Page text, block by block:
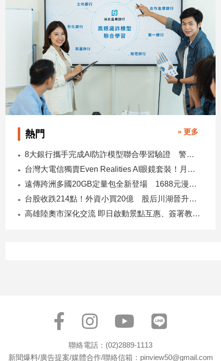
遊/
消
費
健
康/
感
情
藝
文
熱門 » 更多
8大銀行攜手完成AI防詐模型聯合學習驗證 警示帳戶準確度提升2倍
台灣大電信獨賣Even Realities AI眼鏡套裝！月付1399元 專案價3990
遠傳跨洲多國20GB定量包全新登場 1688元漫遊逾百國家！
台股收跌214點！外資小買20億 股后川湖晉升萬金股
高雄陸奧市深化交流 即日啟動景點互惠、簽署教育合作MOU
聯絡電話：(02)2889-1113
新聞爆料/廣告提案/媒體合作/聯絡信箱：pinview50@gmail.com